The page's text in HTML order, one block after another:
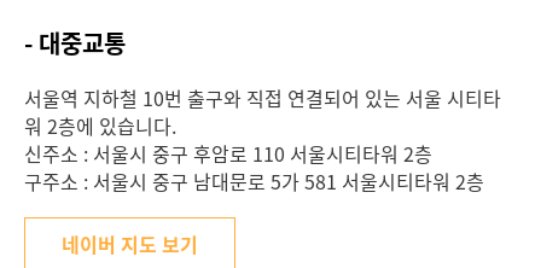
- 대중교통
서울역 지하철 10번 출구와 직접 연결되어 있는 서울 시티타
워 2층에 있습니다.
신주소 : 서울시 중구 후암로 110 서울시티타워 2층
구주소 : 서울시 중구 남대문로 5가 581 서울시티타워 2층
네이버 지도 보기